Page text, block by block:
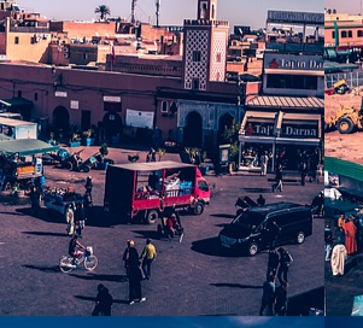
▼